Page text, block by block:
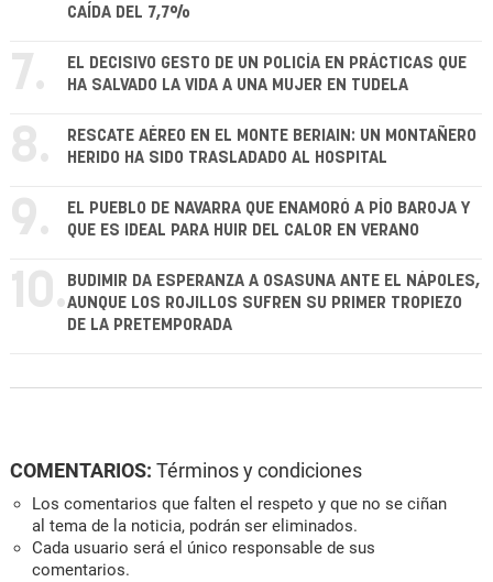
CAÍDA DEL 7,7%
7.
EL DECISIVO GESTO DE UN POLICÍA EN PRÁCTICAS QUE
HA SALVADO LA VIDA A UNA MUJER EN TUDELA
8.
RESCATE AÉREO EN EL MONTE BERIAIN: UN MONTAÑERO
HERIDO HA SIDO TRASLADADO AL HOSPITAL
9.
EL PUEBLO DE NAVARRA QUE ENAMORÓ A PÍO BAROJA Y
QUE ES IDEAL PARA HUIR DEL CALOR EN VERANO
10. BUDIMIR DA ESPERANZA A OSASUNA ANTE EL NÁPOLES,
AUNQUE LOS ROJILLOS SUFREN SU PRIMER TROPIEZO
DE LA PRETEMPORADA
COMENTARIOS: Términos y condiciones
Los comentarios que falten el respeto y que no se ciñan
al tema de la noticia, podrán ser eliminados.
Cada usuario será el único responsable de sus
comentarios.